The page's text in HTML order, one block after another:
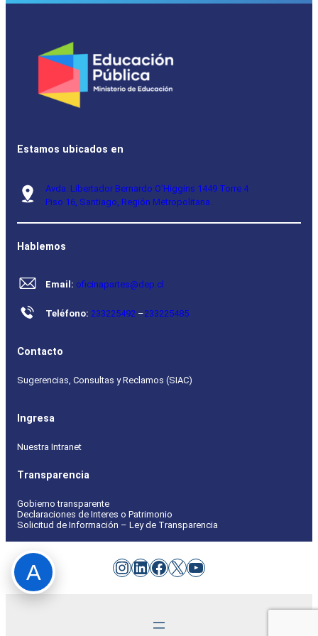
Estamos ubicados en
Avda. Libertador Bernardo O’Higgins 1449 Torre 4
Piso 16, Santiago, Región Metropolitana.
Hablemos
Email: oficinapartes@dep.cl
Teléfono: 233225492 –233225485
Contacto
Sugerencias, Consultas y Reclamos (SIAC)
Ingresa
Nuestra Intranet
Transparencia
Gobierno transparente
Declaraciones de Interes o Patrimonio
Solicitud de Información – Ley de Transparencia
Instagram
LinkedIn
Facebook
X YouTube
A